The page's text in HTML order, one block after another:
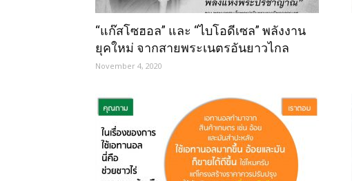
“แก๊สโซฮอล” และ “ไบโอดีเซล” พลังงาน
ยุคใหม่ จากสายพระเนตรอันยาวไกล
November 4, 2020